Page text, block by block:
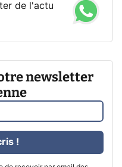
de l'actu
newsletter
!